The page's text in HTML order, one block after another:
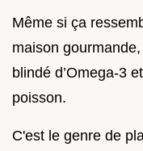
Même si ça
maison
blindé d’Omega-3
poisson.
C'est le genre de